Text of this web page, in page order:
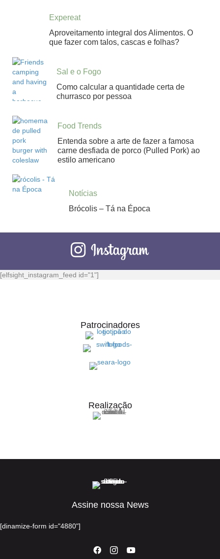
Expereat
Aproveitamento integral dos Alimentos. O
que fazer com talos, cascas e folhas?
Sal e o Fogo
Como calcular a quantidade certa de
churrasco por pessoa
Food Trends
Entenda sobre a arte de fazer a famosa
carne desfiada de porco (Pulled Pork) ao
estilo americano
Notícias
Brócolis – Tá na Época
[elfsight_instagram_feed id="1"]
Patrocinadores
Realização
Assine nossa News
[dinamize-form id="4880"]